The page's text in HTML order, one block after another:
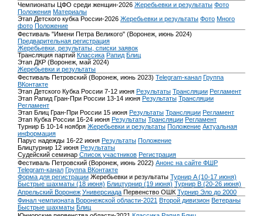
Чемпионаты ЦФО среди женщин-2026 Жеребьевки и результаты Фото
Положения Материалы
Этап Детского кубка России-2026 Жеребьевки и результаты Фото Много
фото Положение
Фестиваль "Имени Петра Великого" (Воронеж, июнь 2024)
Предварительная регистрация
Жеребьевки, результаты, списки заявок
Трансляция партий Классика Рапид Блиц
Этап ДКР (Воронеж, май 2024)
Жеребьевки и результаты
Фестиваль Петровский (Воронеж, июнь 2023) Telegram-канал Группа
ВКонтакте
Этап Детского Кубка России 7-12 июня Результаты Трансляции Регламент
Этап Рапид Гран-При России 13-14 июня Результаты Трансляции
Регламент
Этап Блиц Гран-При России 15 июня Результаты Трансляции Регламент
Этап Кубка России 16-24 июня Результаты Трансляции Регламент
Турнир Б 10-14 ноября Жеребьевки и результаты Положение Актуальная
информация
Парус надежды 16-22 июня Результаты Положение
Блицтурнир 12 июня Результаты
Судейский семинар Список участников Регистрация
Фестиваль Петровский (Воронеж, июнь 2022) Анонс на сайте ФШР
Telegram-канал Группа ВКонтакте
Форма для регистрации Жеребьевки и результаты Турнир A (10-17 июня)
Быстрые шахматы (18 июня) Блицтурнир (19 июня) Турнир B (20-26 июня)
Апрельский Воронеж Универсиада Первенство ОШК Турнир Эло до 2000
Финал чемпионата Воронежской области-2021 Второй дивизион Ветераны
Быстрые шахматы Блиц